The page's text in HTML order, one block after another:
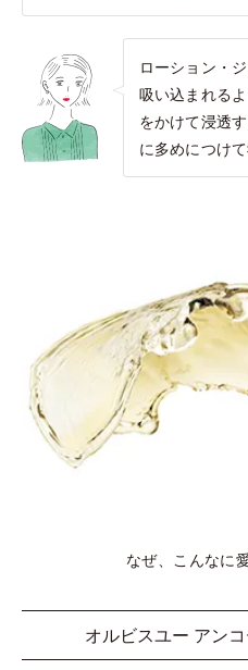
ローション・
吸い込まれる
をかけて浸透
に多めにつけ
なぜ、こんなに
オルビスユー アン